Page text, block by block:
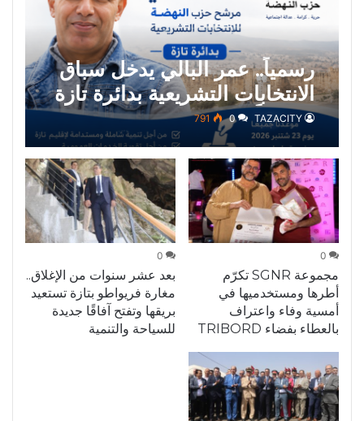
رسمياً.. عمر البالي يدخل سباق
الانتخابات التشريعية بدائرة تازة
مرشحاً لحزب النهضة
TAZACITY
0
791
0
مجموعة SGNR تكرّم
أطرها ومستخدميها في
أمسية وفاء واعتراف
بالعطاء بفضاء TRIBORD
0
بعد عشر سنوات من الإغلاق..
مغارة فريواطو بتازة تستعيد
بريقها وتفتح آفاقًا جديدة
للسياحة والتنمية